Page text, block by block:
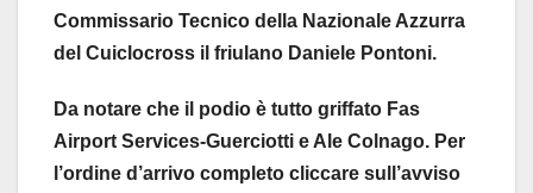
Commissario Tecnico della Nazionale Azzurra
del Cuiclocross il friulano Daniele Pontoni.
Da notare che il podio è tutto griffato Fas
Airport Services-Guerciotti e Ale Colnago. Per
l’ordine d’arrivo completo cliccare sull’avviso